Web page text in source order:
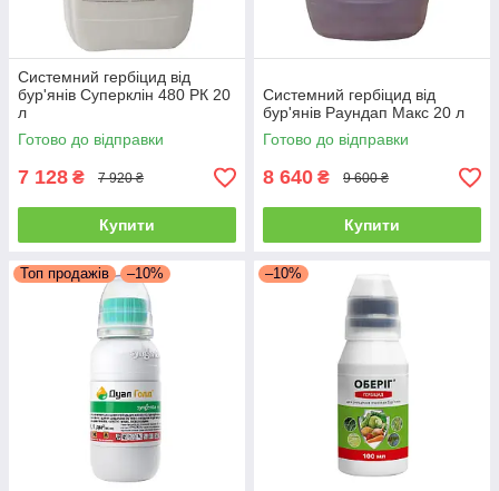
Системний гербіцид від
бур'янів Суперклін 480 РК 20
л
Готово до відправки
7 128 ₴ 7 920 ₴
Купити
Системний гербіцид від
бур'янів Раундап Макс 20 л
Готово до відправки
8 640 ₴ 9 600 ₴
Купити
Топ продажів –10% –10%